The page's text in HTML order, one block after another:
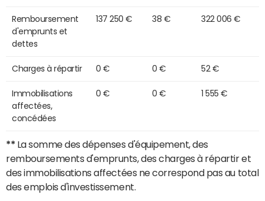
Remboursement
d'emprunts et
dettes
137 250 € 38 € 322 006 €
Charges à répartir 0 € 0 € 52 €
Immobilisations
affectées,
concédées
0 € 0 € 1 555 €
** La somme des dépenses d'équipement, des
remboursements d'emprunts, des charges à répartir et
des immobilisations affectées ne correspond pas au total
des emplois d'investissement.